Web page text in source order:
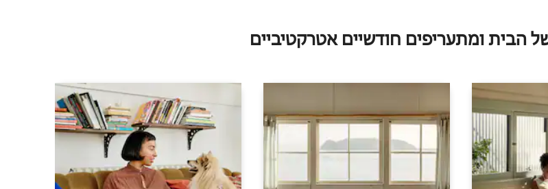
הבית ומתעריפים חודשיים אטרקטיביים